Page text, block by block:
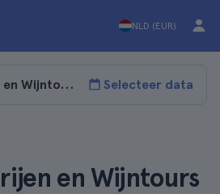
NLD (EUR)
Selecteer data
en Wijntours